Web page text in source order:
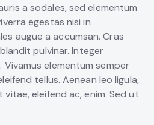
a sodales, sed elementum
egestas nisi in
augue a accumsan. Cras
pulvinar. Integer
elementum semper
tellus. Aenean leo ligula,
eleifend ac, enim. Sed ut